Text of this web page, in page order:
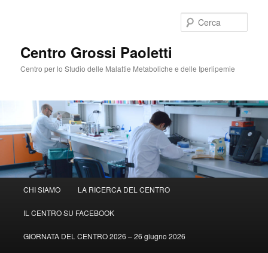
Centro Grossi Paoletti
Centro per lo Studio delle Malattie Metaboliche e delle Iperlipemie
principale
Vai
al
contenuto
CHI SIAMO LA RICERCA DEL CENTRO
IL CENTRO SU FACEBOOK
GIORNATA DEL CENTRO 2026 – 26 giugno 2026